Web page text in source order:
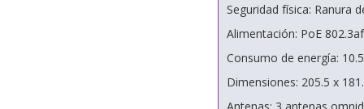
Seguridad física: Ranura
Alimentación: PoE
Consumo de energía:
Dimensiones: 205.5 x